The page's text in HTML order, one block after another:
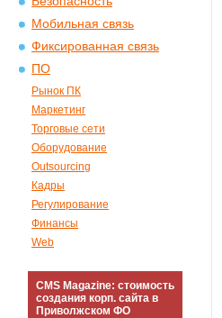
Мобильная связь
Фиксированная связь
ПО
Рынок ПК
Маркетинг
Торговые сети
Оборудование
Outsourcing
Кадры
Регулирование
Финансы
Web
CMS Magazine: стоимость
создания корп. сайта в
Приволжском ФО